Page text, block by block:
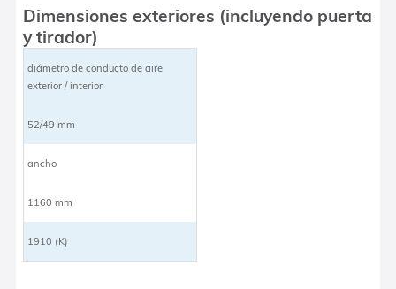
Dimensiones exteriores (incluyendo puerta
y tirador)
diámetro de conducto de aire
exterior / interior
52/49 mm
ancho
1160 mm
1910 (K)